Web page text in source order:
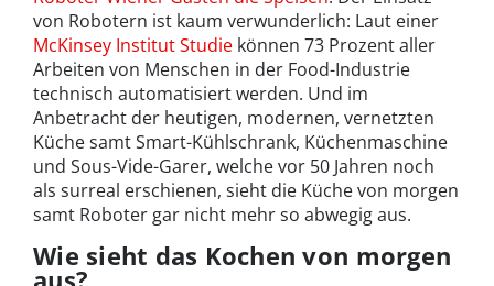
von Robotern ist kaum verwunderlich: Laut einer
McKinsey Institut Studie können 73 Prozent aller
Arbeiten von Menschen in der Food-Industrie
technisch automatisiert werden. Und im
Anbetracht der heutigen, modernen, vernetzten
Küche samt Smart-Kühlschrank, Küchenmaschine
und Sous-Vide-Garer, welche vor 50 Jahren noch
als surreal erschienen, sieht die Küche von morgen
samt Roboter gar nicht mehr so abwegig aus.
Wie sieht das Kochen von morgen
aus?